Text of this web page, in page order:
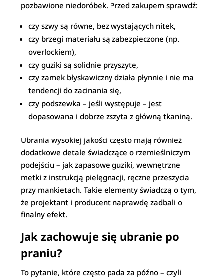
pozbawione niedoróbek. Przed zakupem sprawdź:
czy szwy są równe, bez wystających nitek,
czy brzegi materiału są zabezpieczone (np.
overlockiem),
czy guziki są solidnie przyszyte,
czy zamek błyskawiczny działa płynnie i nie ma
tendencji do zacinania się,
czy podszewka – jeśli występuje – jest
dopasowana i dobrze zszyta z główną tkaniną.
Ubrania wysokiej jakości często mają również
dodatkowe detale świadczące o rzemieślniczym
podejściu – jak zapasowe guziki, wewnętrzne
metki z instrukcją pielęgnacji, ręczne przeszycia
przy mankietach. Takie elementy świadczą o tym,
że projektant i producent naprawdę zadbali o
finalny efekt.
Jak zachowuje się ubranie po
praniu?
To pytanie, które często pada za późno – czyli